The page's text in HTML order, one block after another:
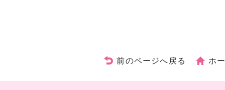
前のページへ戻る ホ